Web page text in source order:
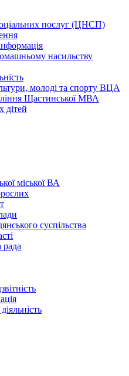
послуг (ЦНСП)
насильству
молоді та спорту ВЦА
Щастинської МВА
дітей
міської ВА
суспільства
рада